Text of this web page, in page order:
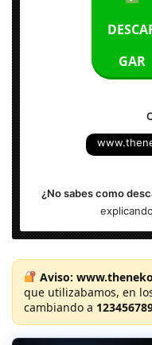
GAR
¿No sabes como
Aviso:
que utilizabamos, en
cambiando a